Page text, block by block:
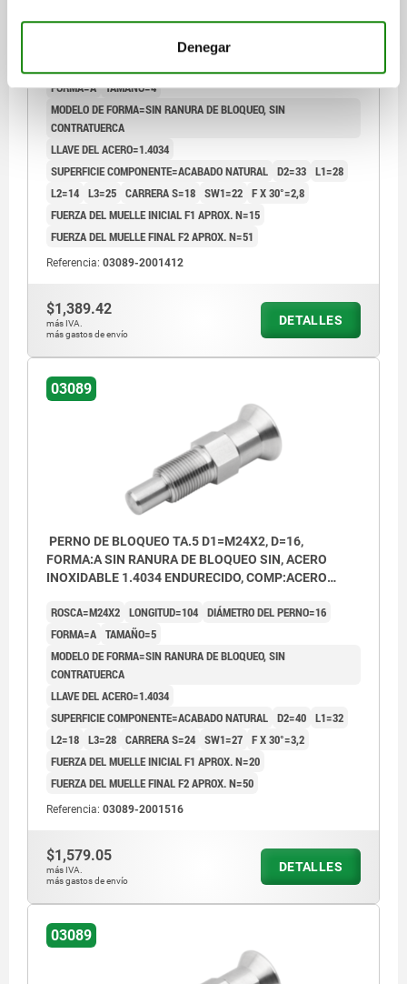
Denegar
INOXIDABLE 1.4305 ACABADO NATURAL
FORMA=A TAMAÑO=4
MODELO DE FORMA=SIN RANURA DE BLOQUEO, SIN
CONTRATUERCA
LLAVE DEL ACERO=1.4034
SUPERFICIE COMPONENTE=ACABADO NATURAL D2=33 L1=28
L2=14 L3=25 CARRERA S=18 SW1=22 F X 30°=2,8
FUERZA DEL MUELLE INICIAL F1 APROX. N=15
FUERZA DEL MUELLE FINAL F2 APROX. N=51
Referencia: 03089-2001412
$1,389.42
más IVA.
más gastos de envío
DETALLES
03089
PERNO DE BLOQUEO TA.5 D1=M24X2, D=16,
FORMA:A SIN RANURA DE BLOQUEO SIN, ACERO
INOXIDABLE 1.4034 ENDURECIDO, COMP:ACERO
ROSCA=M24X2 LONGITUD=104 DIÁMETRO DEL PERNO=16
FORMA=A TAMAÑO=5
MODELO DE FORMA=SIN RANURA DE BLOQUEO, SIN
CONTRATUERCA
LLAVE DEL ACERO=1.4034
SUPERFICIE COMPONENTE=ACABADO NATURAL D2=40 L1=32
L2=18 L3=28 CARRERA S=24 SW1=27 F X 30°=3,2
FUERZA DEL MUELLE INICIAL F1 APROX. N=20
FUERZA DEL MUELLE FINAL F2 APROX. N=50
Referencia: 03089-2001516
$1,579.05
más IVA.
más gastos de envío
DETALLES
03089